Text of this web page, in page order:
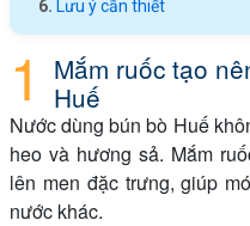
Lưu ý cần thiết
Mắm ruốc tạo
Huế
Nước dùng bún bò Huế
heo và hương sả. Mắm
lên men đặc trưng, giúp
nước khác.